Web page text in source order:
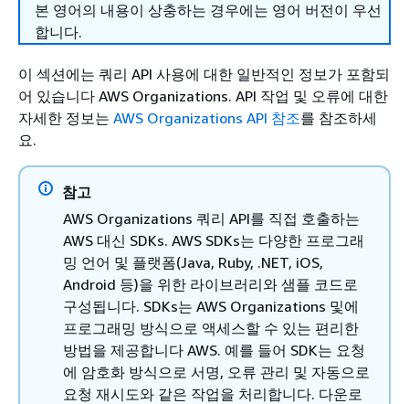
본 영어의 내용이 상충하는 경우에는 영어 버전이 우선
합니다.
이 섹션에는 쿼리 API 사용에 대한 일반적인 정보가 포함되
어 있습니다 AWS Organizations. API 작업 및 오류에 대한
자세한 정보는 AWS Organizations API 참조를 참조하세
요.
참고
AWS Organizations 쿼리 API를 직접 호출하는
AWS 대신 SDKs. AWS SDKs는 다양한 프로그래
밍 언어 및 플랫폼(Java, Ruby, .NET, iOS,
Android 등)을 위한 라이브러리와 샘플 코드로
구성됩니다. SDKs는 AWS Organizations 및에
프로그래밍 방식으로 액세스할 수 있는 편리한
방법을 제공합니다 AWS. 예를 들어 SDK는 요청
에 암호화 방식으로 서명, 오류 관리 및 자동으로
요청 재시도와 같은 작업을 처리합니다. 다운로